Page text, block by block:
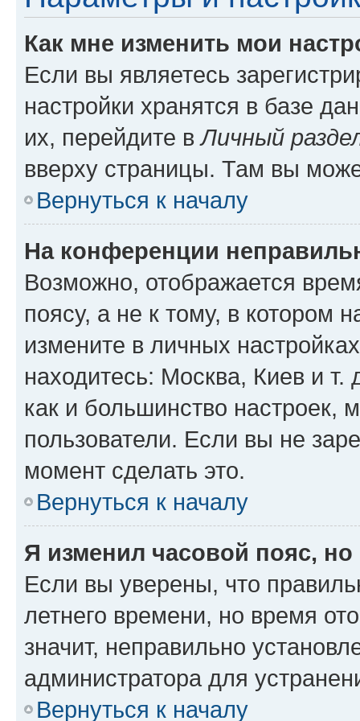
Как мне изменить мои
Если вы являетесь
настройки хранятся в базе
их, перейдите вЛичный
вверху страницы. Там вы
Вернуться к началу
На конференции
Возможно, отображается
поясу, а не к тому, в котором
измените в личных
находитесь: Москва, Киев и т.
как и большинство настроек,
пользователи. Если вы не
момент сделать это.
Вернуться к началу
Я изменил часовой пояс,
Если вы уверены, что
летнего времени, но время
значит, неправильно
администратора для
Вернуться к началу